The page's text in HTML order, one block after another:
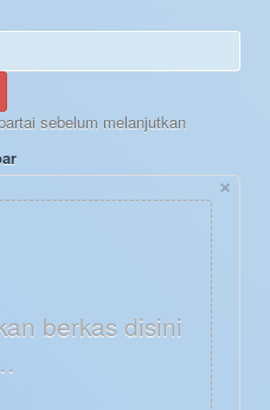
sebelum melanjutkan
×
berkas disini